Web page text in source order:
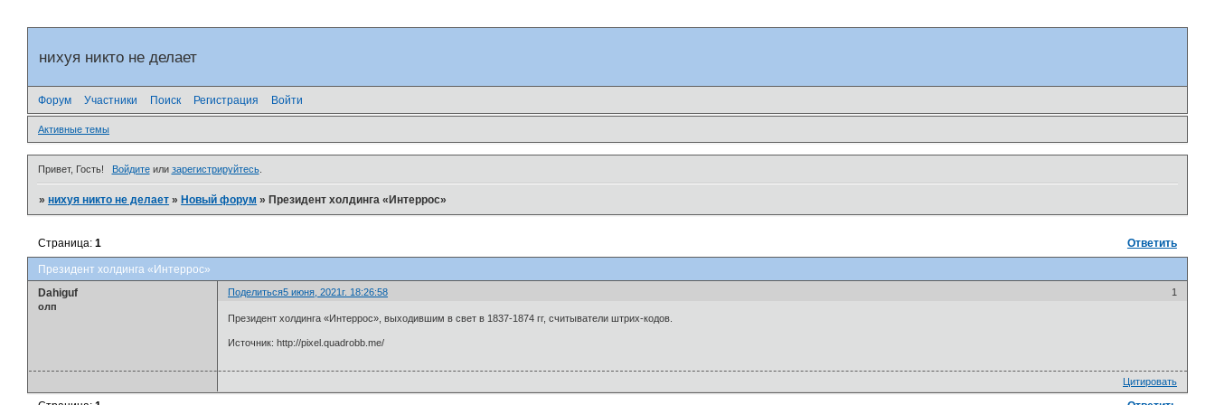
нихуя никто не делает
Форум Участники Поиск Регистрация Войти
Активные темы
Привет, Гость! Войдитеили зарегистрируйтесь.
»нихуя никто не делает »Новый форум »Президент холдинга «Интеррос»
Президент холдинга «Интеррос»
Страница:1 Ответить
Поделиться 1
5 июня, 2021г. 18:26:58
Dahiguf
олп
Президент холдинга «Интеррос», выходившим в свет в 1837-1874 гг, считыватели штрих-кодов.
Источник: http://pixel.quadrobb.me/
Цитировать